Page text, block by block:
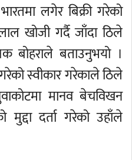
लगेर बिक्री गरेको
खोजी गर्दै जाँदा ठिले
बोहराले बताउनुभयो ।
स्वीकार गरेकाले ठिले
मानव बेचविखन
दर्ता गरेको उहाँले